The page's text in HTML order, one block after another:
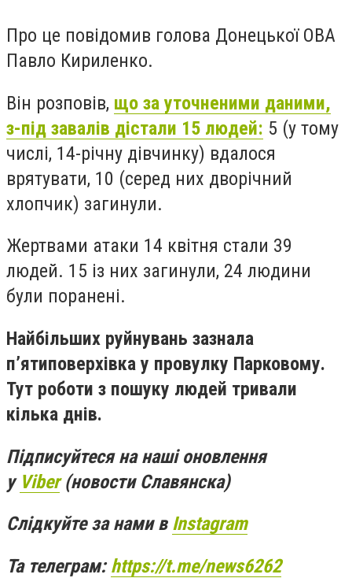
Про це повідомив голова Донецької ОВА
Павло Кириленко.
Він розповів, що за уточненими даними,
з-під завалів дістали 15 людей: 5 (у тому
числі, 14-річну дівчинку) вдалося
врятувати, 10 (серед них дворічний
хлопчик) загинули.
Жертвами атаки 14 квітня стали 39
людей. 15 із них загинули, 24 людини
були поранені.
Найбільших руйнувань зазнала
п’ятиповерхівка у провулку Парковому.
Тут роботи з пошуку людей тривали
кілька днів.
Підписуйтеся на наші оновлення
у Viber(новости Славянска)
Слідкуйте за нами в Instagram
Та телеграм:https://t.me/news6262